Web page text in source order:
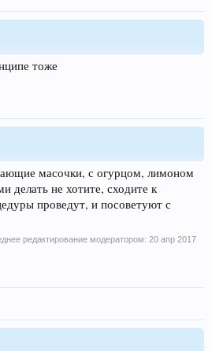
тоже
масочки, с огурцом, лимоном
делать не хотите, сходите к
проведут, и посоветуют с
редактирование модератором: 20 апр 2017